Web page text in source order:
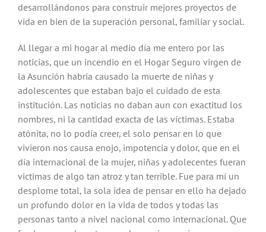
desarrollándonos para construir mejores proyectos de
vida en bien de la superación personal, familiar y social.
Al llegar a mi hogar al medio día me entero por las
noticias, que un incendio en el Hogar Seguro virgen de
la Asunción habría causado la muerte de niñas y
adolescentes que estaban bajo el cuidado de esta
institución. Las noticias no daban aun con exactitud los
nombres, ni la cantidad exacta de las víctimas. Estaba
atónita, no lo podía creer, el solo pensar en lo que
vivieron nos causa enojo, impotencia y dolor, que en el
día internacional de la mujer, niñas y adolecentes fueran
victimas de algo tan atroz y tan terrible. Fue para mí un
desplome total, la sola idea de pensar en ello ha dejado
un profundo dolor en la vida de todos y todas las
personas tanto a nivel nacional como internacional. Que